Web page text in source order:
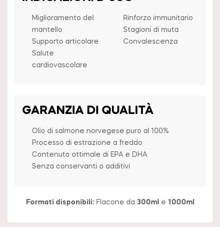
Miglioramento del
mantello
Supporto articolare
Salute
cardiovascolare
Rinforzo immunitario
Stagioni di muta
Convalescenza
GARANZIA DI QUALITÀ
Olio di salmone norvegese puro al 100%
Processo di estrazione a freddo
Contenuto ottimale di EPA e DHA
Senza conservanti o additivi
Formati disponibili: Flacone da 300ml e 1000ml